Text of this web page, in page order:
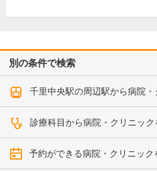
別の条件で検索
千里中央駅の周辺駅から病院
診療科目から病院・クリニッ
予約ができる病院・クリニッ